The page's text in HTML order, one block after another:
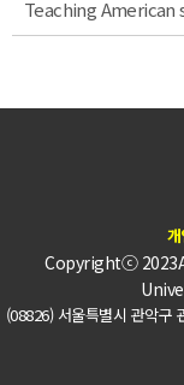
Teaching
Copyrightⓒ
(08826) 서울특별시 관악구